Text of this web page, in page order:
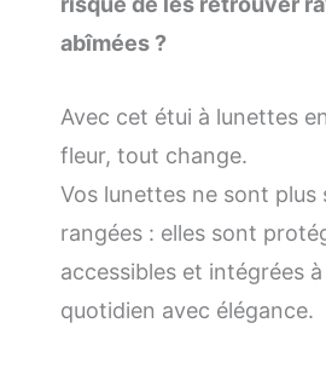
abîmées ?
Avec cet étui à lunettes
fleur, tout change.
Vos lunettes ne sont plus
rangées : elles sont
accessibles et intégrées
quotidien avec élégance.